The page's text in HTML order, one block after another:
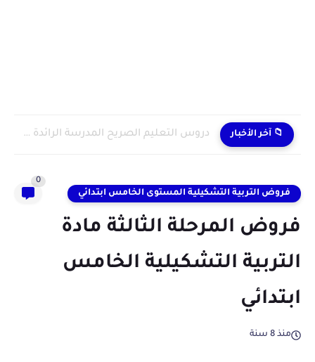
📁 آخر الأخبار دروس التعليم الصريح المدرسة الرائدة 2024/2025 enseignement explicite
فروض التربية التشكيلية المستوى الخامس ابتدائي
0
فروض المرحلة الثالثة مادة
التربية التشكيلية الخامس
ابتدائي
منذ 8 سنة